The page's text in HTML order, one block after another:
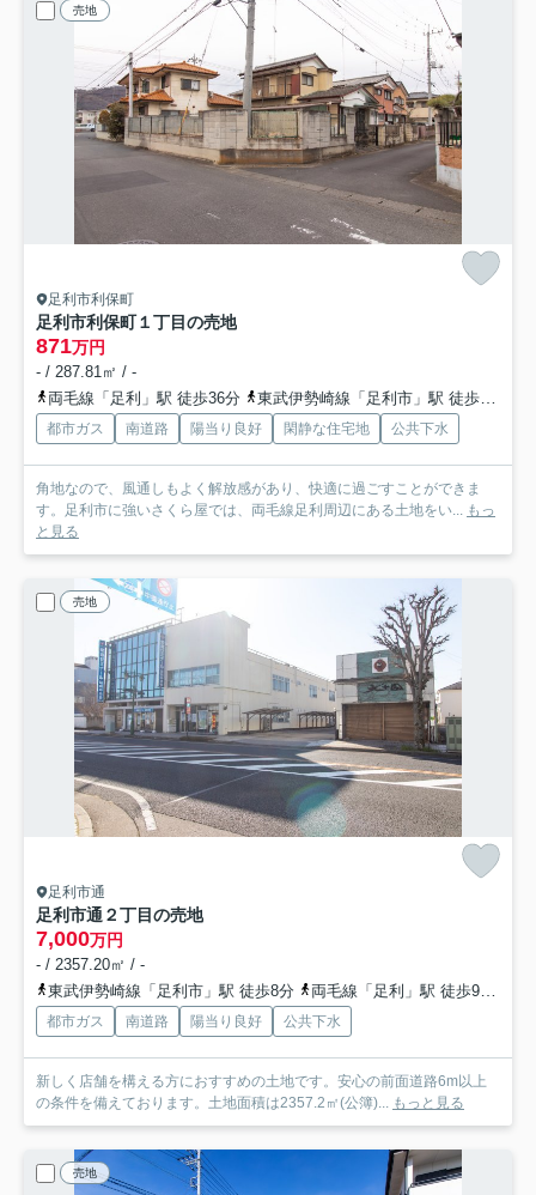
売地
足利市利保町
足利市利保町１丁目の売地
871万円
- / 287.81㎡ / -
両毛線「足利」駅 徒歩36分
東武伊勢崎線「足利市」駅 徒歩49分
都市ガス 南道路 陽当り良好 閑静な住宅地 公共下水
角地なので、風通しもよく解放感があり、快適に過ごすことができま
す。足利市に強いさくら屋では、両毛線足利周辺にある土地をい... もっ
と見る
売地
足利市通
足利市通２丁目の売地
7,000万円
- / 2357.20㎡ / -
東武伊勢崎線「足利市」駅 徒歩8分
両毛線「足利」駅 徒歩9分
都市ガス 南道路 陽当り良好 公共下水
新しく店舗を構える方におすすめの土地です。安心の前面道路6m以上
の条件を備えております。土地面積は2357.2㎡(公簿)...
もっと見る
売地